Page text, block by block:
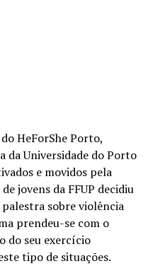
do HeForShe Porto,
da Universidade do Porto
e movidos pela
jovens da FFUP decidiu
sobre violência
prendeu-se com o
do seu exercício
tipo de situações.